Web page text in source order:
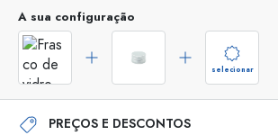
A sua configuração
selecionar
PREÇOS E DESCONTOS